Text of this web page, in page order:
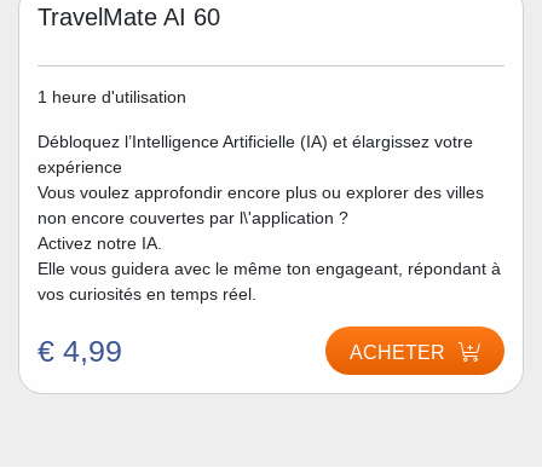
TravelMate AI 60
1 heure d'utilisation
Débloquez l’Intelligence Artificielle (IA) et élargissez votre
expérience
Vous voulez approfondir encore plus ou explorer des villes
non encore couvertes par l\'application ?
Activez notre IA.
Elle vous guidera avec le même ton engageant, répondant à
vos curiosités en temps réel.
€ 4,99 ACHETER